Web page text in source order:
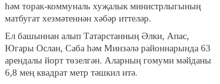
һәм торак-коммуналь хуҗалык министрлыгының
матбугат хезмәтеннән хәбәр иттеләр.
Ел башыннан алып Татарстанның Әлки, Апас,
Югары Ослан, Саба һәм Минзәлә районнарында 63
арендалы йорт төзелгән. Аларның гомуми мәйданы
6,8 мең квадрат метр тәшкил итә.